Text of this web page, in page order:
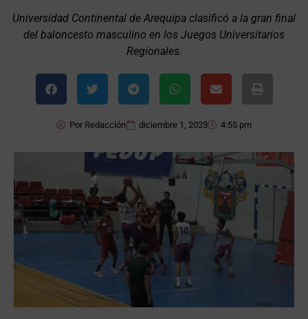
Universidad Continental de Arequipa clasificó a la gran final
del baloncesto masculino en los Juegos Universitarios
Regionales.
Por Redacción diciembre 1, 2023 4:55 pm